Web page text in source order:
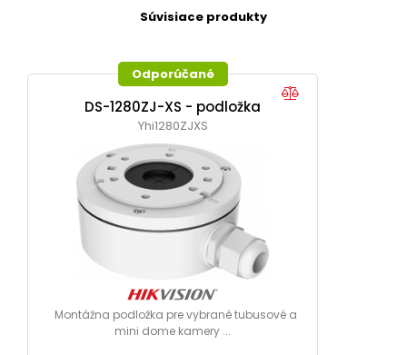
Súvisiace produkty
Odporúčané
DS-1280ZJ-XS - podložka
Yhi1280ZJXS
Montážna podložka pre vybrané tubusové a
mini dome kamery ...